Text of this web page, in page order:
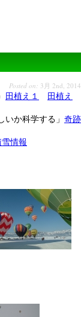
Posted on: 3月 2nd, 2014
田植え１
田植え
か科学する」 奇跡
情報